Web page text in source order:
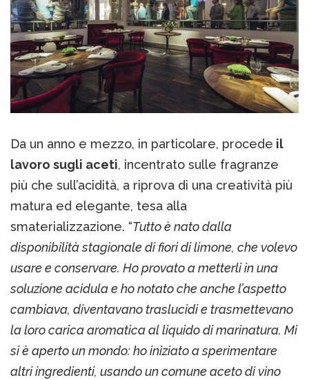
Da un anno e mezzo, in particolare, procede il
lavoro sugli aceti, incentrato sulle fragranze
più che sull’acidità, a riprova di una creatività più
matura ed elegante, tesa alla
smaterializzazione. “Tutto è nato dalla
disponibilità stagionale di fiori di limone, che volevo
usare e conservare. Ho provato a metterli in una
soluzione acidula e ho notato che anche l’aspetto
cambiava, diventavano traslucidi e trasmettevano
la loro carica aromatica al liquido di marinatura. Mi
si è aperto un mondo: ho iniziato a sperimentare
altri ingredienti, usando un comune aceto di vino